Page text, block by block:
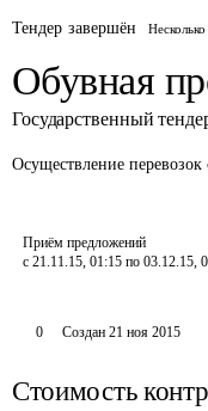
Тендер завершён
Обувная
Государственный
Осуществление перевозок
Приём предложений
с 21.11.15, 01:15 по 03.12.15,
0 Создан 21 ноя 2015
Стоимость